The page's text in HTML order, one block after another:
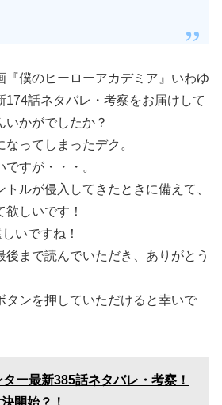
『僕のヒーローアカデミア』いわゆ
174話ネタバレ・考察をお届けして
いかがでしたか？
ってしまったデク。
すが・・・。
ルが侵入してきたときに備えて、
しいです！
いですね！
後まで読んでいただき、ありがとう
タンを押していただけると幸いで
ー最新385話ネタバレ・考察！
開始？！